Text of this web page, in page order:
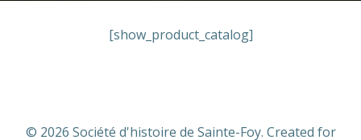
[show_product_catalog]
© 2026 Société d'histoire de Sainte-Foy. Created for